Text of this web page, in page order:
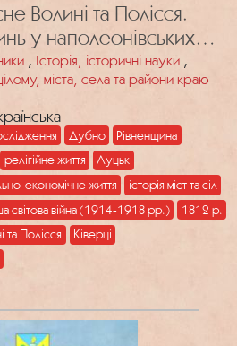
Волині та Полісся.
у наполеонівських
, Історія, історичні науки ,
міста, села та райони краю
Дубно
Рівненщина
релігійне життя
Луцьк
економічне життя
історія міст та сіл
світова війна (1914-1918 рр.)
1812 р.
та Полісся
Ківерці